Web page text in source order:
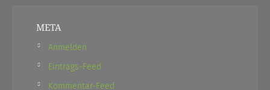
META
Anmelden
Eintrags-Feed
Kommentar-Feed